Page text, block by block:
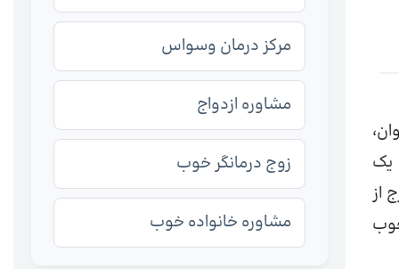
یک
از
مرکز درمان وسواس
مشاوره ازدواج
زوج درمانگر خوب
مشاوره خانواده خوب